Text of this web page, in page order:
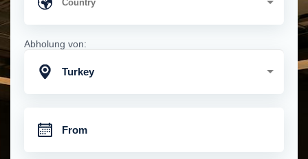
Abholung von:
Turkey